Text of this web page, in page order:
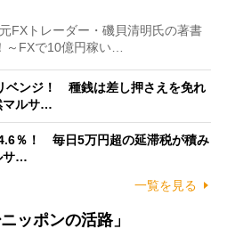
FXトレーダー・磯貝清明氏の著書
～FXで10億円稼い…
ベンジ！ 種銭は差し押さえを免れ
マルサ…
％！ 毎日5万円超の延滞税が積み
サ…
一覧を見る
ッポンの活路」